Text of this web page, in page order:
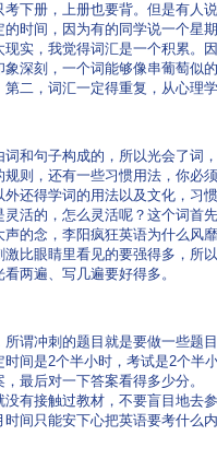
下册，上册也要背。但是有人
时间，因为有的同学说一个星
实，我觉得词汇是一个积累。
深刻，一个词能够像串葡萄似
二，词汇一定得重复，从心理
句子构成的，所以光会了词
则，还有一些习惯用法，你必
还得学词的用法以及文化，习
活的，怎么灵活呢？这个词首
的念，李阳疯狂英语为什么风
比眼睛里看见的要强得多，所
两遍、写几遍要好得多。
冲刺的题目就是要做一些题
间是2个半小时，考试是2个半
最后对一下答案看得多少分。
接触过教材，不要盲目地去
间只能安下心把英语要考什么